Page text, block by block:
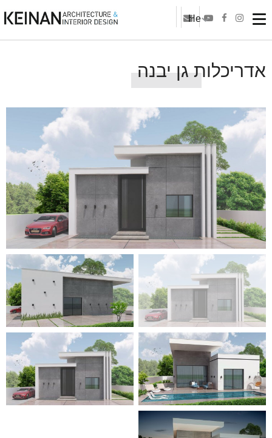
He
אדריכלות גן יבנה